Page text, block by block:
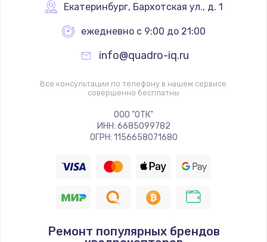
Екатеринбург, Бархотская ул., д. 1
ежедневно с 9:00 до 21:00
info@quadro-iq.ru
Все консультации по телефону в нашем сервисе
совершенно бесплатны
ООО "ОТК"
ИНН: 6685099782
ОГРН: 1156658071680
Ремонт популярных брендов